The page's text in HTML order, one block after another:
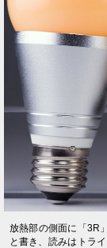
放熱部の側面に「3R
と書き、読みはトラ